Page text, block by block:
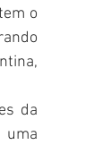
o
da